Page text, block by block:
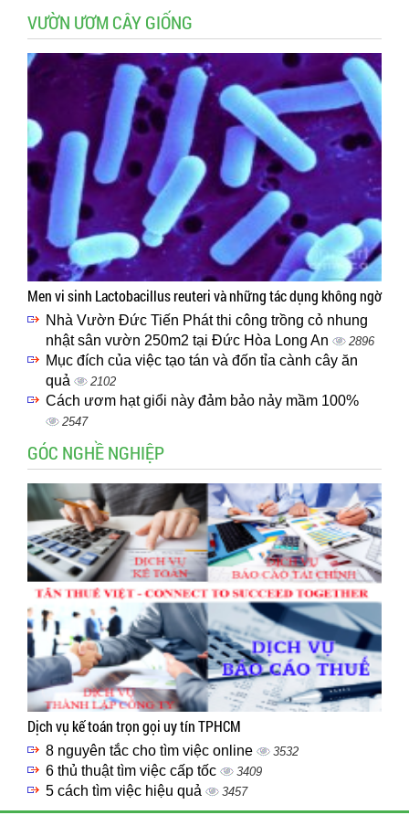
VƯỜN ƯƠM CÂY GIỐNG
Men vi sinh Lactobacillus reuteri và những tác dụng không ngờ
Nhà Vườn Đức Tiến Phát thi công trồng cỏ nhung
nhật sân vườn 250m2 tại Đức Hòa Long An
2896
Mục đích của việc tạo tán và đốn tỉa cành cây ăn
quả
2102
Cách ươm hạt giổi này đảm bảo nảy mầm 100%
2547
GÓC NGHỀ NGHIỆP
Dịch vụ kế toán trọn gọi uy tín TPHCM
8 nguyên tắc cho tìm việc online 3532
6 thủ thuật tìm việc cấp tốc 3409
5 cách tìm việc hiệu quả 3457